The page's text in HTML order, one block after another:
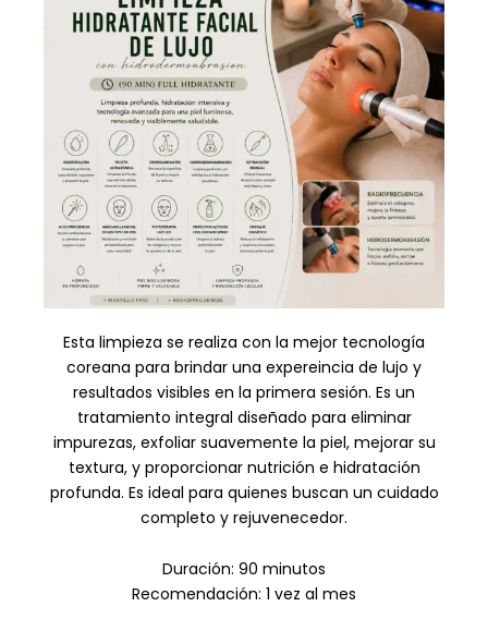
Esta limpieza se realiza con la mejor tecnología
coreana para brindar una expereincia de lujo y
resultados visibles en la primera sesión. Es un
tratamiento integral diseñado para eliminar
impurezas, exfoliar suavemente la piel, mejorar su
textura, y proporcionar nutrición e hidratación
profunda. Es ideal para quienes buscan un cuidado
completo y rejuvenecedor.
Duración: 90 minutos
Recomendación: 1 vez al mes